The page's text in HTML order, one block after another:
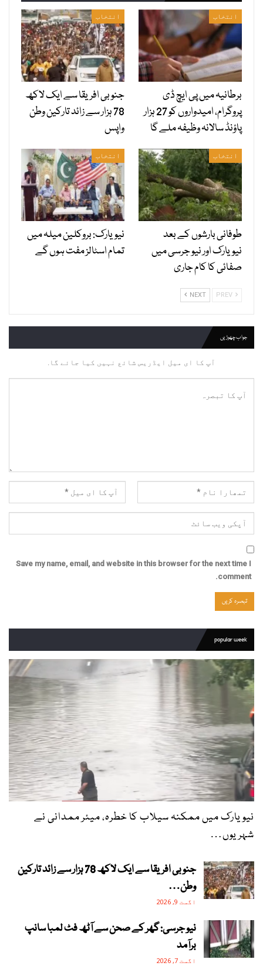
انتخاب
برطانیہ میں پی ایچ ڈی
پروگرام، امیدواروں کو 27 ہزار
پاؤنڈ سالانہ وظیفہ ملے گا
انتخاب
جنوبی افریقا سے ایک لاکھ
78 ہزار سے زائد تارکین وطن
واپس
انتخاب
طوفانی بارشوں کے بعد
نیویارک اور نیو جرسی میں
صفائی کا کام جاری
انتخاب
نیویارک: بروکلین میلہ میں
تمام اسٹالز مفت ہوں گے
NEXT
جواب چھوڑیں
آپ کا ای میل ایڈریس شائع نہیں کیا جائے گا.
Save my name, email, and website in this browser for the next time I
comment.
popular week
نیویارک میں ممکنہ سیلاب کا خطرہ، میئر ممدانی نے
شہریوں…
جنوبی افریقا سے ایک لاکھ 78 ہزار سے زائد تارکین
وطن…
اگست 9, 2026
نیو جرسی: گھر کے صحن سے آٹھ فٹ لمبا سانپ
برآمد
اگست 7, 2026